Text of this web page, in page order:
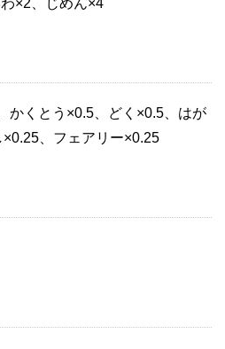
×2、じめん×4
かくとう×0.5、どく×0.5、はが
、フェアリー×0.25